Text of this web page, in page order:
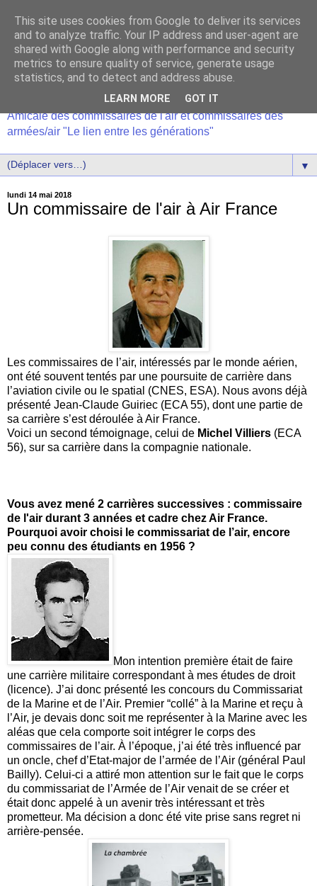
Amicale des commissaires de l'air et commissaires des
armées/air "Le lien entre les générations"
▼
lundi 14 mai 2018
Un commissaire de l'air à Air France
Les commissaires de l’air, intéressés par le monde aérien,
ont été souvent tentés par une poursuite de carrière dans
l’aviation civile ou le spatial (CNES, ESA). Nous avons déjà
présenté Jean-Claude Guiriec (ECA 55), dont une partie de
sa carrière s’est déroulée à Air France.
Voici un second témoignage, celui de Michel Villiers (ECA
56), sur sa carrière dans la compagnie nationale.
Vous avez mené 2 carrières successives : commissaire
de l'air durant 3 années et cadre chez Air France.
Pourquoi avoir choisi le commissariat de l’air, encore
peu connu des étudiants en 1956 ?
Mon intention première était de faire
une carrière militaire correspondant à mes études de droit
(licence). J’ai donc présenté les concours du Commissariat
de la Marine et de l’Air. Premier “collé” à la Marine et reçu à
l’Air, je devais donc soit me représenter à la Marine avec les
aléas que cela comporte soit intégrer le corps des
commissaires de l’air. À l’époque, j’ai été très influencé par
un oncle, chef d’Etat-major de l’armée de l’Air (général Paul
Bailly). Celui-ci a attiré mon attention sur le fait que le corps
du commissariat de l’Armée de l’Air venait de se créer et
était donc appelé à un avenir très intéressant et très
prometteur. Ma décision a donc été vite prise sans regret ni
arrière-pensée.
This site uses cookies from Google to deliver its services
and to analyze traffic. Your IP address and user-agent are
shared with Google along with performance and security
metrics to ensure quality of service, generate usage
statistics, and to detect and address abuse.
LEARN MORE GOT IT